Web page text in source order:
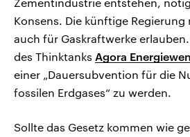
Konsens. Die künftige Regierung
auch für Gaskraftwerke
des Thinktanks Agora
einer „Dauersubvention für die
fossilen Erdgases“ zu werden.
Sollte das Gesetz kommen wie